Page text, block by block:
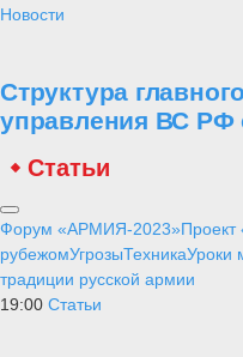
Новости
Структура
управления ВС РФ
Статьи
Форум «АРМИЯ-2023»Проект
рубежомУгрозыТехникаУроки
традиции русской армии
19:00 Статьи